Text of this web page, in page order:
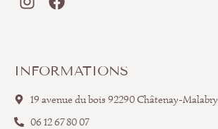
INFORMATIONS
19 avenue du bois 92290 Châtenay-Malabry
06 12 67 80 07